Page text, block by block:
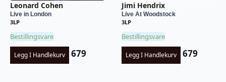
Leonard Cohen
Live in London
3LP
Bestillingsvare
Legg I Handlekurv 679
Jimi Hendrix
Live At Woodstock
3LP
Bestillingsvare
Legg I Handlekurv 679